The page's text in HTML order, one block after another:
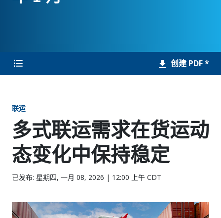
创建 PDF *
联运
多式联运需求在货运动
态变化中保持稳定
已发布: 星期四, 一月 08, 2026 | 12:00 上午 CDT